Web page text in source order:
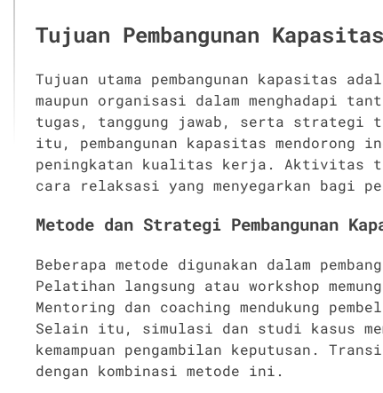
Tujuan Pembangunan Kapasitas
Tujuan utama pembangunan kapasitas
maupun organisasi dalam menghadapi
tugas, tanggung jawab, serta strategi
itu, pembangunan kapasitas mendorong
peningkatan kualitas kerja. Aktivitas
cara relaksasi yang menyegarkan bagi
Metode dan Strategi Pembangunan
Beberapa metode digunakan dalam
Pelatihan langsung atau workshop
Mentoring dan coaching mendukung
Selain itu, simulasi dan studi kasus
kemampuan pengambilan keputusan.
dengan kombinasi metode ini.